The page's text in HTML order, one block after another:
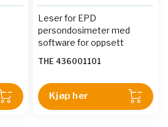
Leser for EPD
persondosimeter med
software for oppsett
THE 436001101
Kjøp her